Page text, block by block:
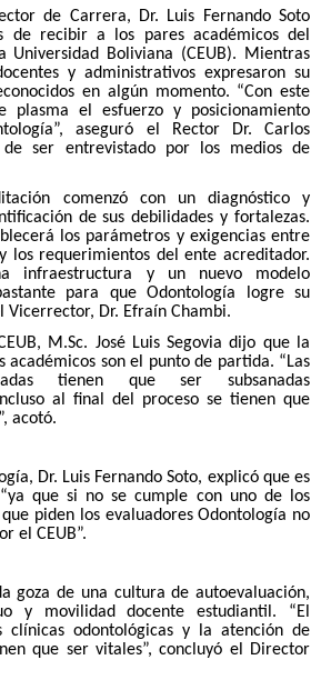
de Carrera, Dr. Luis Fernando Soto
de recibir a los pares académicos del
Universidad Boliviana (CEUB). Mientras
y administrativos expresaron su
en algún momento. “Con este
plasma el esfuerzo y posicionamiento
aseguró el Rector Dr. Carlos
ser entrevistado por los medios de
comenzó con un diagnóstico y
de sus debilidades y fortalezas.
los parámetros y exigencias entre
los requerimientos del ente acreditador.
infraestructura y un nuevo modelo
para que Odontología logre su
Vicerrector, Dr. Efraín Chambi.
M.Sc. José Luis Segovia dijo que la
académicos son el punto de partida. “Las
tienen que ser subsanadas
al final del proceso se tienen que
acotó.
Dr. Luis Fernando Soto, explicó que es
que si no se cumple con uno de los
piden los evaluadores Odontología no
el CEUB”.
goza de una cultura de autoevaluación,
y movilidad docente estudiantil. “El
clínicas odontológicas y la atención de
que ser vitales”, concluyó el Director